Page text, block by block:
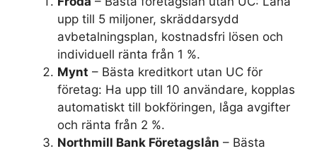
upp till 5 miljoner, skräddarsydd
avbetalningsplan, kostnadsfri lösen och
individuell ränta från 1 %.
Mynt – Bästa kreditkort utan UC för
företag: Ha upp till 10 användare, kopplas
automatiskt till bokföringen, låga avgifter
och ränta från 2 %.
Northmill Bank Företagslån – Bästa